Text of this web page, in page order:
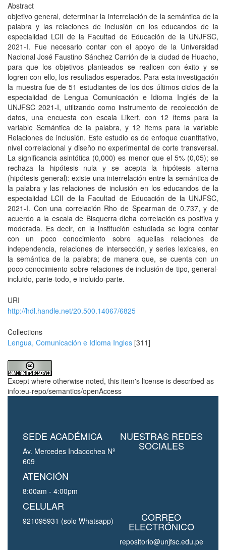
Abstract
objetivo general, determinar la interrelación de la semántica de la
palabra y las relaciones de inclusión en los educandos de la
especialidad LCII de la Facultad de Educación de la UNJFSC,
2021-I. Fue necesario contar con el apoyo de la Universidad
Nacional José Faustino Sánchez Carrión de la ciudad de Huacho,
para que los objetivos planteados se realicen con éxito y se
logren con ello, los resultados esperados. Para esta investigación
la muestra fue de 51 estudiantes de los dos últimos ciclos de la
especialidad de Lengua Comunicación e Idioma Inglés de la
UNJFSC 2021-I, utilizando como instrumento de recolección de
datos, una encuesta con escala Likert, con 12 ítems para la
variable Semántica de la palabra, y 12 ítems para la variable
Relaciones de inclusión. Este estudio es de enfoque cuantitativo,
nivel correlacional y diseño no experimental de corte transversal.
La significancia asintótica (0,000) es menor que el 5% (0,05); se
rechaza la hipótesis nula y se acepta la hipótesis alterna
(hipótesis general): existe una interrelación entre la semántica de
la palabra y las relaciones de inclusión en los educandos de la
especialidad LCII de la Facultad de Educación de la UNJFSC,
2021-I. Con una correlación Rho de Spearman de 0.737, y de
acuerdo a la escala de Bisquerra dicha correlación es positiva y
moderada. Es decir, en la institución estudiada se logra contar
con un poco conocimiento sobre aquellas relaciones de
independencia, relaciones de intersección, y series lexicales, en
la semántica de la palabra; de manera que, se cuenta con un
poco conocimiento sobre relaciones de inclusión de tipo, general-
incluido, parte-todo, e incluido-parte.
URI
http://hdl.handle.net/20.500.14067/6825
Collections
Lengua, Comunicación e Idioma Ingles [311]
Except where otherwise noted, this item's license is described as
info:eu-repo/semantics/openAccess
SEDE ACADÉMICA
Av. Mercedes Indacochea Nº
609
ATENCIÓN
8:00am - 4:00pm
CELULAR
921095931 (solo Whatsapp)
NUESTRAS REDES
SOCIALES
CORREO
ELECTRÓNICO
repositorio@unjfsc.edu.pe